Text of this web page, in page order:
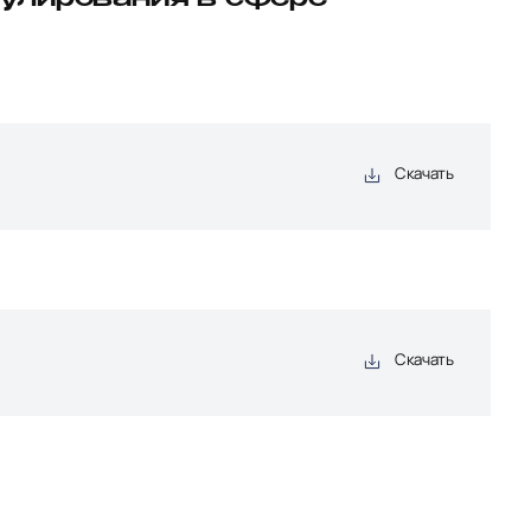
Скачать
Скачать